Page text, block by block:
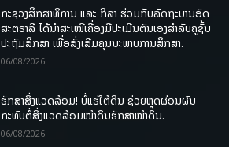
ກະຊວງສຶກສາທິການ ແລະ ກິລາ ຮ່ວມກັບລັດຖະບານອົດ
ສະຕຣາລີ ໄດ້ນຳສະເໜີເຄື່ອງມືປະເມີນຕົນເອງສຳລັບຄູຊັ້ນ
ປະຖົມສຶກສາ ເພື່ອສົ່ງເສີມຄຸນນະພາບການສຶກສາ.
06/08/2026
ຮັກສາສິ່ງແວດລ້ອມ! ບໍ່ແຮ່ໃຕ້ດິນ ຊ່ວຍຫຼຸດຜ່ອນຜົນ
ກະທົບຕໍ່ສິ່ງແວດລ້ອມໜ້າດິນຮັກສາໜ້າດິນ.
06/08/2026